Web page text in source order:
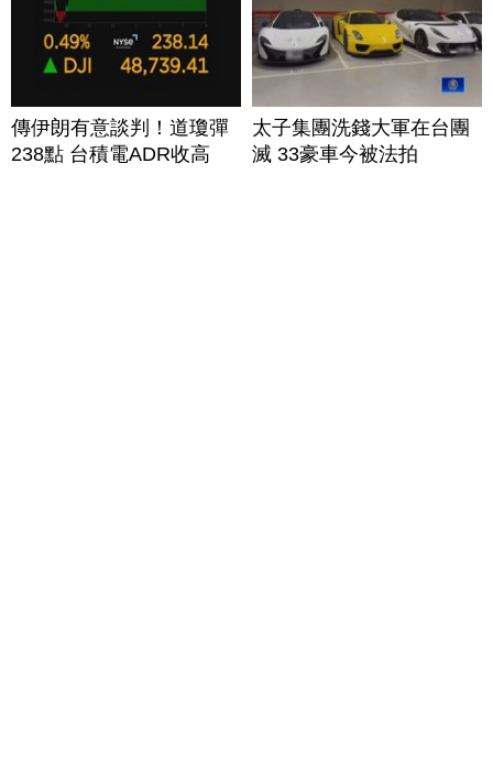
傳伊朗有意談判！道瓊彈
238點 台積電ADR收高
太子集團洗錢大軍在台團
滅 33豪車今被法拍